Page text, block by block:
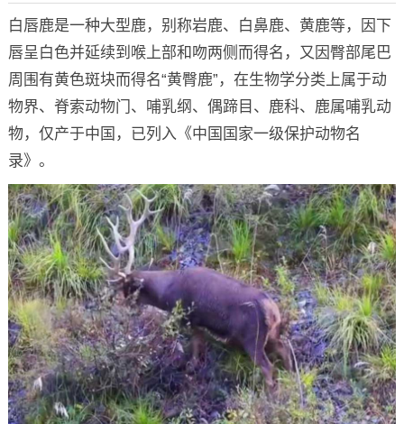
白唇鹿是一种大型鹿，别称岩鹿、白鼻鹿、黄鹿等，因下
唇呈白色并延续到喉上部和吻两侧而得名，又因臀部尾巴
周围有黄色斑块而得名“黄臀鹿”，在生物学分类上属于动
物界、脊索动物门、哺乳纲、偶蹄目、鹿科、鹿属哺乳动
物，仅产于中国，已列入《中国国家一级保护动物名
录》。